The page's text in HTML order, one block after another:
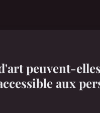
peuvent-
aux